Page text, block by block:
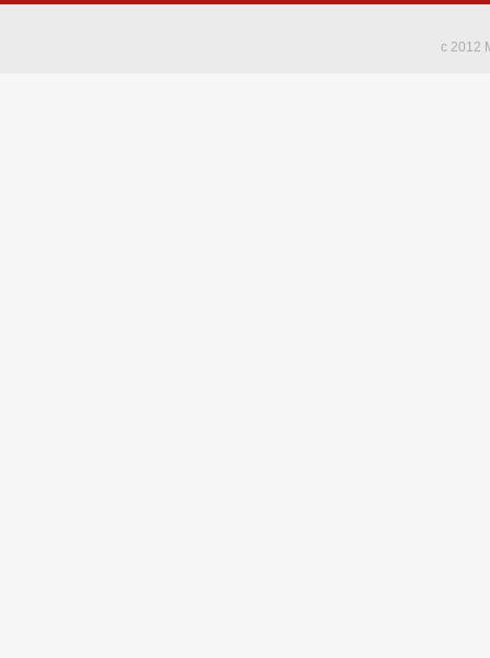
c 2012